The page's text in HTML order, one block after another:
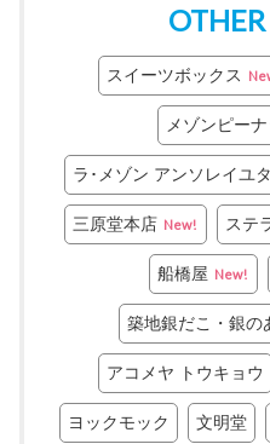
OTHER
スイーツボックス
メゾンピー
ラ･メゾン アンソレイユ
三原堂本店 New! ステ
船橋屋 New!
築地銀だこ・銀の
アコメヤ トウキョウ
ヨックモック 文明堂